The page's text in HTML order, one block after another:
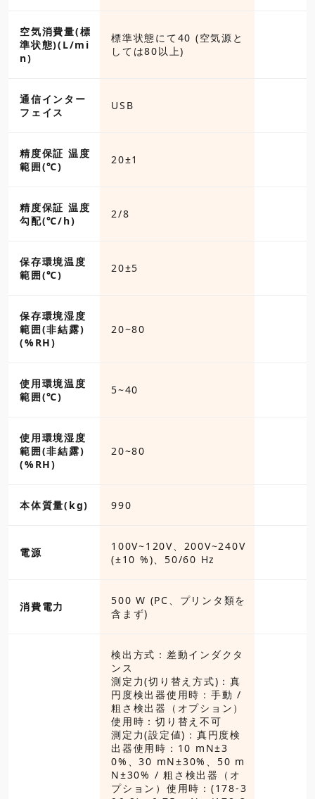
空気消費量(標
準状態)(L/mi
n)
標準状態にて40 (空気源と
しては80以上)
通信インター
フェイス
USB
精度保証 温度
範囲(℃)
20±1
精度保証 温度
勾配(℃/h)
2/8
保存環境温度
範囲(℃)
20±5
保存環境湿度
範囲(非結露)
(%RH)
20~80
使用環境温度
範囲(℃)
5~40
使用環境湿度
範囲(非結露)
(%RH)
20~80
本体質量(kg) 990
電源
100V~120V、200V~240V
(±10 %)、50/60 Hz
消費電力
500 W (PC、プリンタ類を
含まず)
検出方式：差動インダクタ
ンス
測定力(切り替え方式)：真
円度検出器使用時：手動 /
粗さ検出器（オプション）
使用時：切り替え不可
測定力(設定値)：真円度検
出器使用時：10 mN±3
0%、30 mN±30%、50 m
N±30% / 粗さ検出器（オ
プション）使用時：(178-3